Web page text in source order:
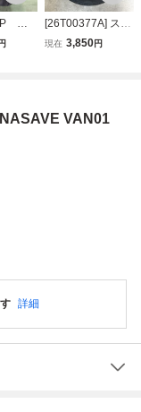
ダ
タイ
円
[26T00377A] スズ
キ エブリイ(DA17
P ENASAVE VAN
現在 3,850円
VAN01
詳細